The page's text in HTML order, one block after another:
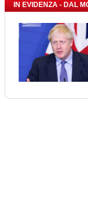
IN EVIDENZA - DAL